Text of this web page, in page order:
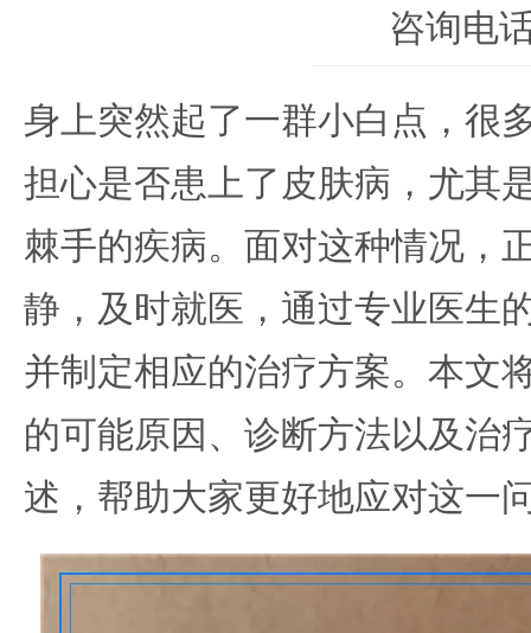
咨询电
身上突然起了一群小白点，很
担心是否患上了皮肤病，尤其
棘手的疾病。面对这种情况，
静，及时就医，通过专业医生
并制定相应的治疗方案。本文
的可能原因、诊断方法以及治
述，帮助大家更好地应对这一